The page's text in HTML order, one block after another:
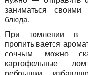
заниматься своими
блюда.
При томлении в
пропитывается
сочным, можно
картофельные
ребрышки,